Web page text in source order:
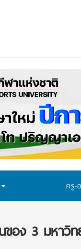
ครู-
อง 3 มหาวิท